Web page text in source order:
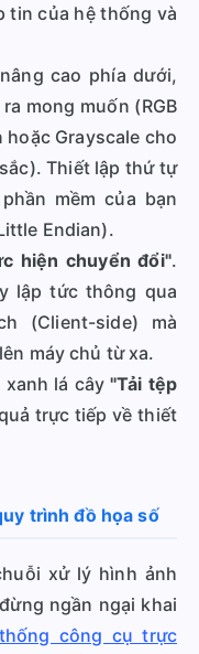
tin của hệ thống và
cao phía dưới,
mong muốn (RGB
Grayscale cho
Thiết lập thứ tự
mềm của bạn
Endian).
hiện chuyển đổi".
lập tức thông qua
(Client-side) mà
máy chủ từ xa.
xanh lá cây "Tải tệp
trực tiếp về thiết
trình đồ họa số
xử lý hình ảnh
ngần ngại khai
công cụ trực